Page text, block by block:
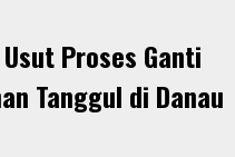
Proses Ganti
Tanggul di Danau